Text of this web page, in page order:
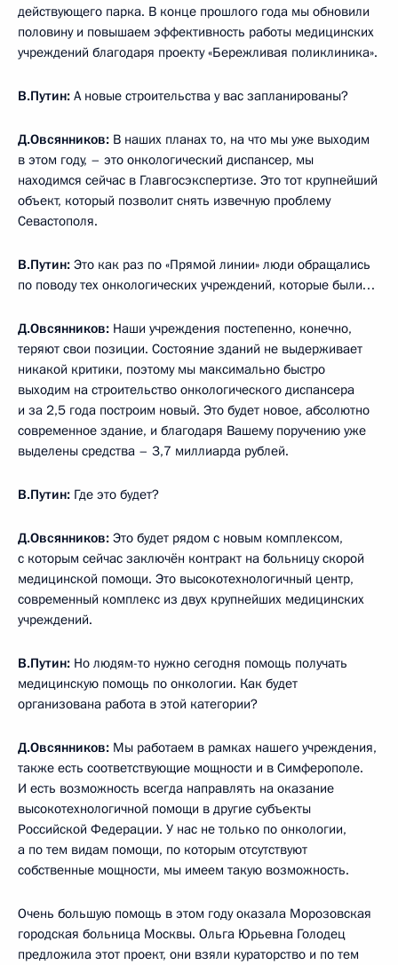
действующего парка. В конце прошлого года мы обновили
половину и повышаем эффективность работы медицинских
учреждений благодаря проекту «Бережливая поликлиника».
В.Путин: А новые строительства у вас запланированы?
Д.Овсянников: В наших планах то, на что мы уже выходим
в этом году, – это онкологический диспансер, мы
находимся сейчас в Главгосэкспертизе. Это тот крупнейший
объект, который позволит снять извечную проблему
Севастополя.
В.Путин: Это как раз по «Прямой линии» люди обращались
по поводу тех онкологических учреждений, которые были…
Д.Овсянников: Наши учреждения постепенно, конечно,
теряют свои позиции. Состояние зданий не выдерживает
никакой критики, поэтому мы максимально быстро
выходим на строительство онкологического диспансера
и за 2,5 года построим новый. Это будет новое, абсолютно
современное здание, и благодаря Вашему поручению уже
выделены средства – 3,7 миллиарда рублей.
В.Путин: Где это будет?
Д.Овсянников: Это будет рядом с новым комплексом,
с которым сейчас заключён контракт на больницу скорой
медицинской помощи. Это высокотехнологичный центр,
современный комплекс из двух крупнейших медицинских
учреждений.
В.Путин: Но людям-то нужно сегодня помощь получать
медицинскую помощь по онкологии. Как будет
организована работа в этой категории?
Д.Овсянников: Мы работаем в рамках нашего учреждения,
также есть соответствующие мощности и в Симферополе.
И есть возможность всегда направлять на оказание
высокотехнологичной помощи в другие субъекты
Российской Федерации. У нас не только по онкологии,
а по тем видам помощи, по которым отсутствуют
собственные мощности, мы имеем такую возможность.
Очень большую помощь в этом году оказала Морозовская
городская больница Москвы. Ольга Юрьевна Голодец
предложила этот проект, они взяли кураторство и по тем